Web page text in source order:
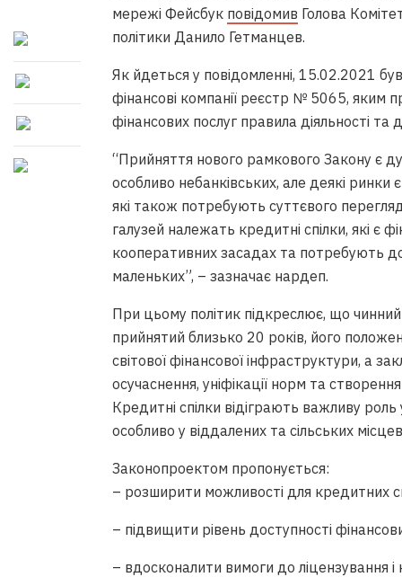
мережі Фейсбук повідомив Голова
політики Данило Гетманцев.
Як йдеться у повідомленні, 15.02.2021
фінансові компанії реєстр № 5065, яким
фінансових послуг правила діяльності
“Прийняття нового рамкового Закону є
особливо небанківських, але деякі
які також потребують суттєвого
галузей належать кредитні спілки, які
кооперативних засадах та потребують
маленьких”, – зазначає нардеп.
При цьому політик підкреслює, що
прийнятий близько 20 років, його
світової фінансової інфраструктури, а
осучаснення, уніфікації норм та
Кредитні спілки відіграють важливу
особливо у віддалених та сільських
Законопроектом пропонується:
– розширити можливості для кредитних
– підвищити рівень доступності
– вдосконалити вимоги до ліцензування